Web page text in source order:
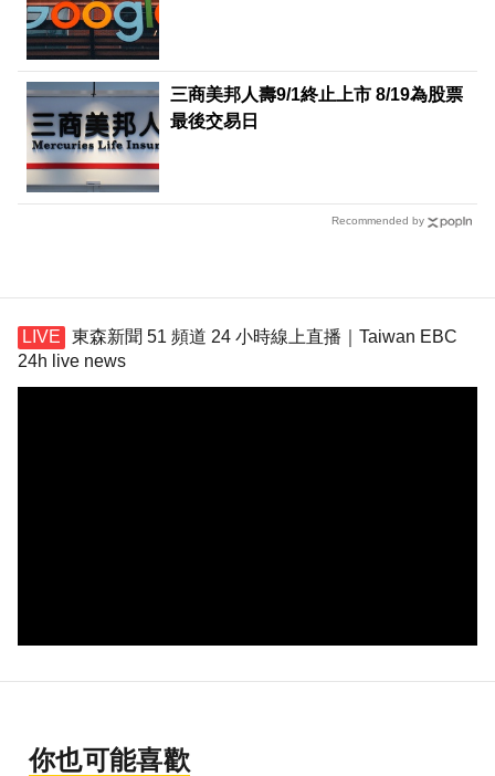
三商美邦人壽9/1終止上市 8/19為股票
最後交易日
Recommended by
東森新聞 51 頻道 24 小時線上直播｜Taiwan EBC
24h live news
你也可能喜歡